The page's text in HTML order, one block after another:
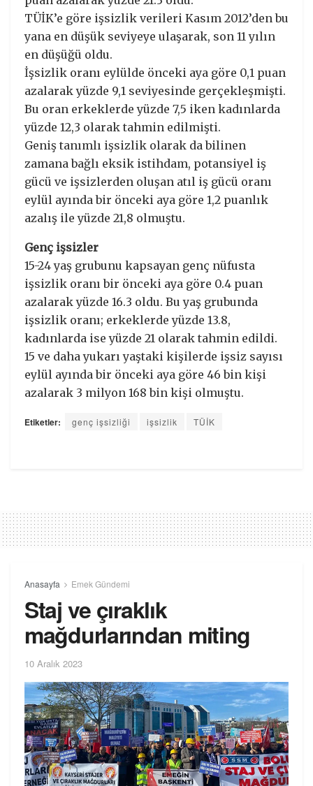
TÜİK’e göre işsizlik verileri Kasım 2012’den bu
yana en düşük seviyeye ulaşarak, son 11 yılın
en düşüğü oldu.
İşsizlik oranı eylülde önceki aya göre 0,1 puan
azalarak yüzde 9,1 seviyesinde gerçekleşmişti.
Bu oran erkeklerde yüzde 7,5 iken kadınlarda
yüzde 12,3 olarak tahmin edilmişti.
Geniş tanımlı işsizlik olarak da bilinen
zamana bağlı eksik istihdam, potansiyel iş
gücü ve işsizlerden oluşan atıl iş gücü oranı
eylül ayında bir önceki aya göre 1,2 puanlık
azalış ile yüzde 21,8 olmuştu.
Genç işsizler
15-24 yaş grubunu kapsayan genç nüfusta
işsizlik oranı bir önceki aya göre 0.4 puan
azalarak yüzde 16.3 oldu. Bu yaş grubunda
işsizlik oranı; erkeklerde yüzde 13.8,
kadınlarda ise yüzde 21 olarak tahmin edildi.
15 ve daha yukarı yaştaki kişilerde işsiz sayısı
eylül ayında bir önceki aya göre 46 bin kişi
azalarak 3 milyon 168 bin kişi olmuştu.
Etiketler: genç işsizliği işsizlik TÜİK
Anasayfa Emek Gündemi
Staj ve çıraklık
mağdurlarından miting
10 Aralık 2023